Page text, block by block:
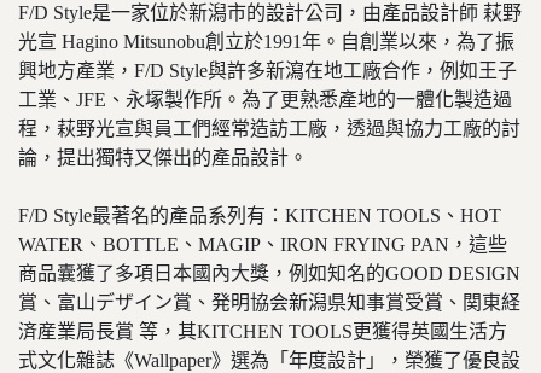
F/D Style是一家位於新潟市的設計公司，由產品設計師 萩野
光宣 Hagino Mitsunobu創立於1991年。自創業以來，為了振
興地方產業，F/D Style與許多新瀉在地工廠合作，例如王子
工業、JFE、永塚製作所。為了更熟悉產地的一體化製造過
程，萩野光宣與員工們經常造訪工廠，透過與協力工廠的討
論，提出獨特又傑出的產品設計。
F/D Style最著名的產品系列有：KITCHEN TOOLS、HOT
WATER、BOTTLE、MAGIP、IRON FRYING PAN，這些
商品囊獲了多項日本國內大獎，例如知名的GOOD DESIGN
賞、富山デザイン賞、発明協会新潟県知事賞受賞、関東経
済産業局長賞 等，其KITCHEN TOOLS更獲得英國生活方
式文化雜誌《Wallpaper》選為「年度設計」，榮獲了優良設